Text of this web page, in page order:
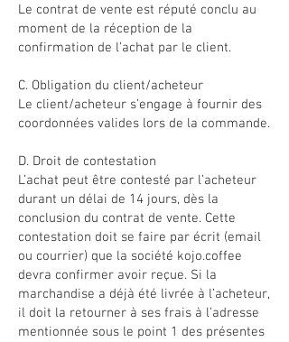
Le contrat de vente est réputé conclu au
moment de la réception de la
confirmation de l’achat par le client.
C. Obligation du client/acheteur
Le client/acheteur s’engage à fournir des
coordonnées valides lors de la commande.
D. Droit de contestation
L’achat peut être contesté par l’acheteur
durant un délai de 14 jours, dès la
conclusion du contrat de vente. Cette
contestation doit se faire par écrit (email
ou courrier) que la société kojo.coffee
devra confirmer avoir reçue. Si la
marchandise a déjà été livrée à l’acheteur,
il doit la retourner à ses frais à l’adresse
mentionnée sous le point 1 des présentes